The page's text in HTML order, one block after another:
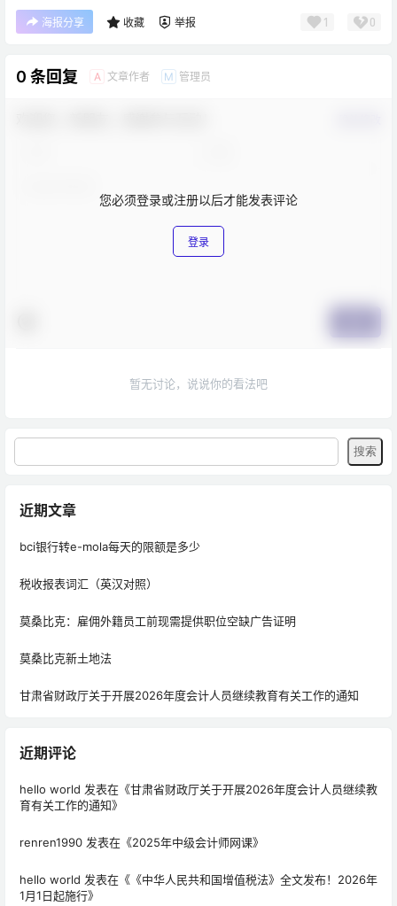
海报分享 收藏 举报 1 0
0 条回复 A 文章作者 M 管理员
您必须登录或注册以后才能发表评论
登录
暂无讨论，说说你的看法吧
近期文章
bci银行转e-mola每天的限额是多少
税收报表词汇（英汉对照）
莫桑比克：雇佣外籍员工前现需提供职位空缺广告证明
莫桑比克新土地法
甘肃省财政厅关于开展2026年度会计人员继续教育有关工作的通知
近期评论
hello world 发表在《甘肃省财政厅关于开展2026年度会计人员继续教
育有关工作的通知》
renren1990 发表在《2025年中级会计师网课》
hello world 发表在《 《中华人民共和国增值税法》全文发布！2026年
1月1日起施行》